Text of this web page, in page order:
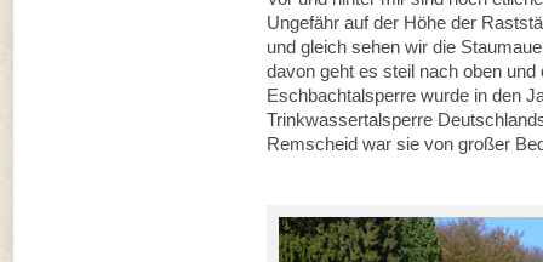
Ungefähr auf der Höhe der
und gleich sehen wir die
davon geht es steil nach oben
Eschbachtalsperre wurde in den
Trinkwassertalsperre
Remscheid war sie von großer